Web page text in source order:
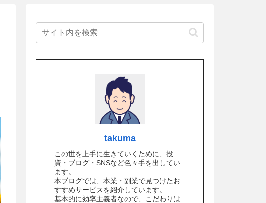
takuma
この世を上手に生きていくために、投
資・ブログ・SNSなど色々手を出してい
ます。
本ブログでは、本業・副業で見つけたお
すすめサービスを紹介しています。
基本的に効率主義者なので、こだわりは